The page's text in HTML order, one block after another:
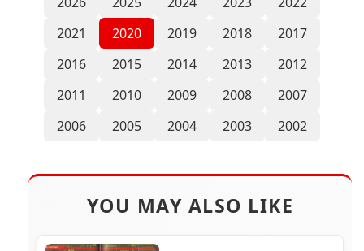
2021
2020 2019 2018
2017
2016
2015 2014 2013
2012
2011
2010 2009 2008
2007
2006
2005 2004 2003 2002
YOU MAY ALSO LIKE